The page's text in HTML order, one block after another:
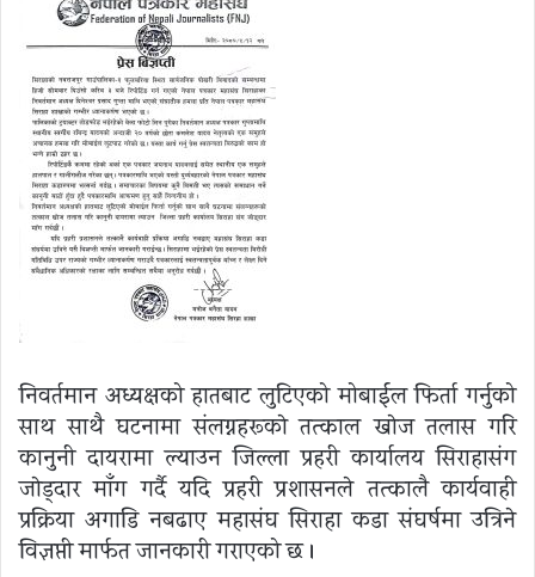
निवर्तमान अध्यक्षको हातबाट लुटिएको मोबाईल फिर्ता गर्नुको
साथ साथै घटनामा संलग्नहरूकाे तत्काल खाेज तलास गरि
कानुनी दायरामा ल्याउन जिल्ला प्रहरी कार्यालय सिराहासंग
जाेड्दार माँग गर्दै यदि प्रहरी प्रशासनले तत्कालै कार्यवाही
प्रक्रिया अगाडि नबढाए महासंघ सिराहा कडा संघर्षमा उत्रिने
विज्ञप्ती मार्फत जानकारी गराएको छ ।